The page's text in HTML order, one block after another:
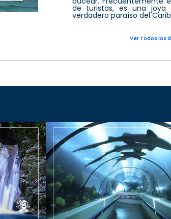
de turistas, es una joya
verdadero paraíso del
Ver Todos los